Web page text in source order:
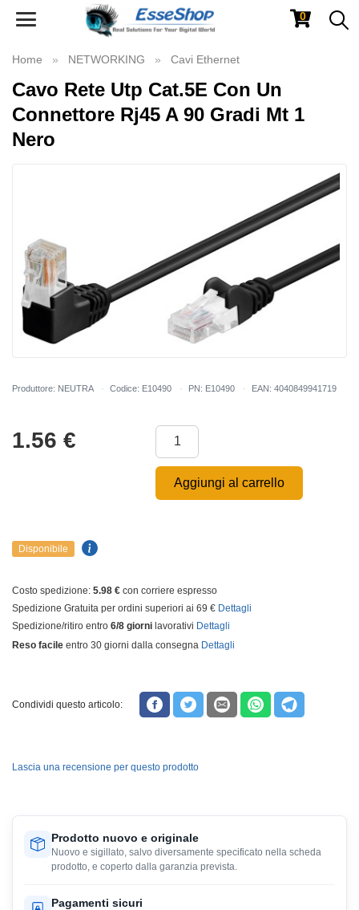
Toggle
0
Home NETWORKING Cavi Ethernet
Cavo Rete Utp Cat.5E Con Un
Connettore Rj45 A 90 Gradi Mt 1
Nero
Produttore: NEUTRA Codice: E10490 PN: E10490 EAN: 4040849941719
1.56 €
Aggiungi al carrello
Disponibile
Costo spedizione: 5.98 € con corriere espresso
Spedizione Gratuita per ordini superiori ai 69 € Dettagli
Spedizione/ritiro entro 6/8 giorni lavorativi Dettagli
Reso facile entro 30 giorni dalla consegna Dettagli
Condividi questo articolo:
Lascia una recensione per questo prodotto
Prodotto nuovo e originale
Nuovo e sigillato, salvo diversamente specificato nella scheda
prodotto, e coperto dalla garanzia prevista.
Pagamenti sicuri